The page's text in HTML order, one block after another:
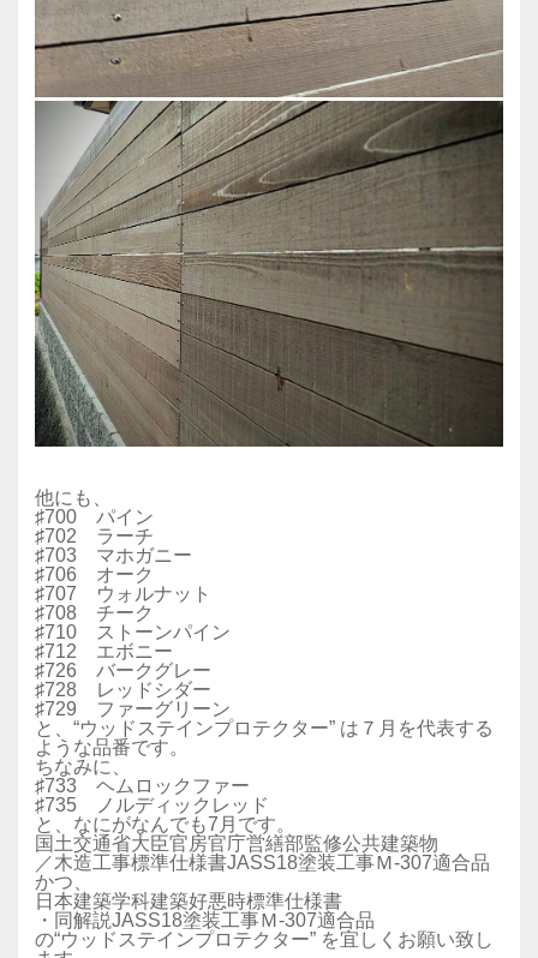
他にも、
♯700 パイン
♯702 ラーチ
♯703 マホガニー
♯706 オーク
♯707 ウォルナット
♯708 チーク
♯710 ストーンパイン
♯712 エボニー
♯726 バークグレー
♯728 レッドシダー
♯729 ファーグリーン
と、“ウッドステインプロテクター” は７月を代表する
ような品番です。
ちなみに、
♯733 ヘムロックファー
♯735 ノルディックレッド
と、なにがなんでも7月です。
国土交通省大臣官房官庁営繕部監修公共建築物
／木造工事標準仕様書JASS18塗装工事Ｍ-307適合品
かつ、
日本建築学科建築好悪時標準仕様書
・同解説JASS18塗装工事Ｍ-307適合品
の“ウッドステインプロテクター” を宜しくお願い致し